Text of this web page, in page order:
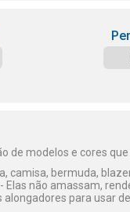
de modelos e cores que
camisa, bermuda,
Elas não amassam,
alongadores para usar